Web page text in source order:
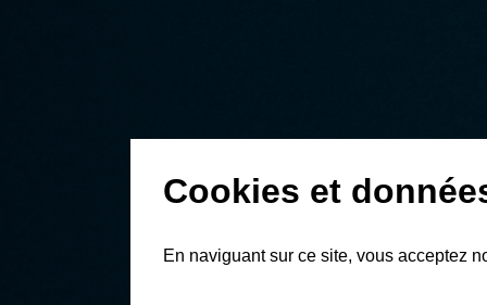
Cookies et
En naviguant sur ce site, vous acceptez